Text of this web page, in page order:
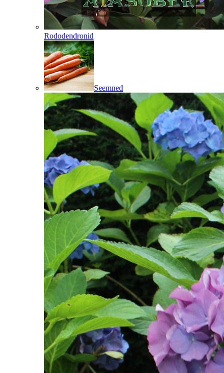
Rododendronid
Seemned